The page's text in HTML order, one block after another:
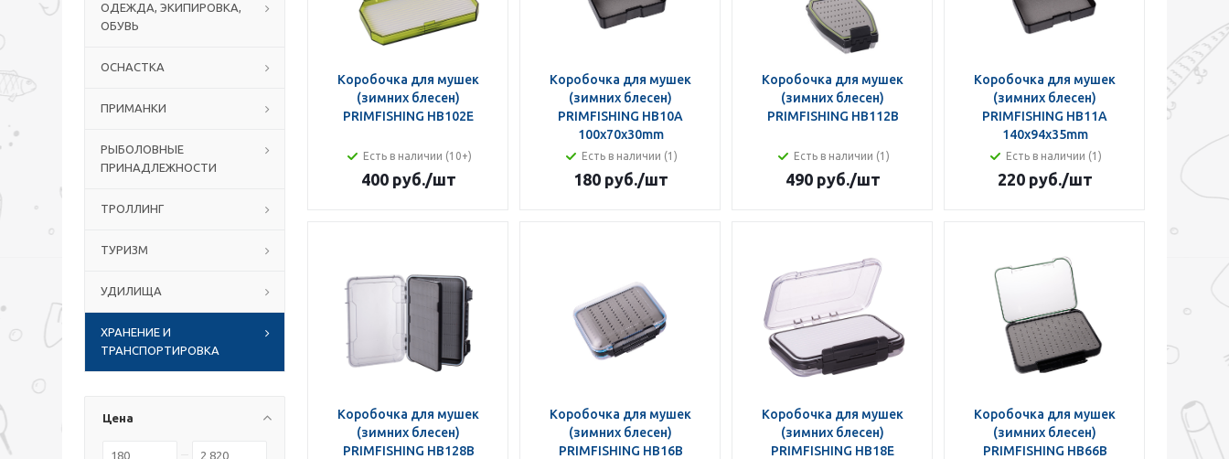
ОДЕЖДА, ЭКИПИРОВКА,
ОБУВЬ
ОСНАСТКА
ПРИМАНКИ
РЫБОЛОВНЫЕ
ПРИНАДЛЕЖНОСТИ
ТРОЛЛИНГ
ТУРИЗМ
УДИЛИЩА
ХРАНЕНИЕ И
ТРАНСПОРТИРОВКА
Цена
Коробочка для мушек
(зимних блесен)
PRIMFISHING HB102Е
Есть в наличии (10+)
400 руб./шт
Коробочка для мушек
(зимних блесен)
PRIMFISHING HB10A
100x70x30mm
Есть в наличии (1)
180 руб./шт
Коробочка для мушек
(зимних блесен)
PRIMFISHING HB112B
Есть в наличии (1)
490 руб./шт
Коробочка для мушек
(зимних блесен)
PRIMFISHING HB11A
140x94x35mm
Есть в наличии (1)
220 руб./шт
Коробочка для мушек
(зимних блесен)
PRIMFISHING HB128B
Коробочка для мушек
(зимних блесен)
PRIMFISHING HB16B
Коробочка для мушек
(зимних блесен)
PRIMFISHING HB18E
Коробочка для мушек
(зимних блесен)
PRIMFISHING HB66B